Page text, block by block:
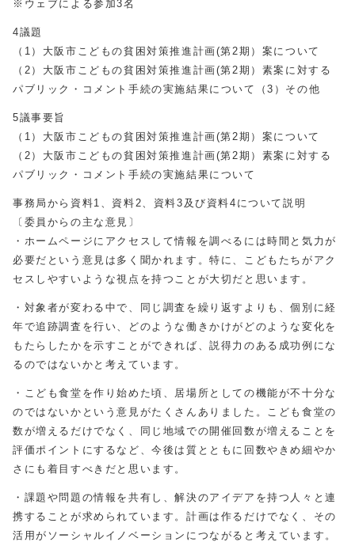
※ウェブによる参加3名
4議題
（1）大阪市こどもの貧困対策推進計画(第2期）案について
（2）大阪市こどもの貧困対策推進計画(第2期）素案に対する
パブリック・コメント手続の実施結果について（3）その他
5議事要旨
（1）大阪市こどもの貧困対策推進計画(第2期）案について
（2）大阪市こどもの貧困対策推進計画(第2期）素案に対する
パブリック・コメント手続の実施結果について
事務局から資料1、資料2、資料3及び資料4について説明
〔委員からの主な意見〕
・ホームページにアクセスして情報を調べるには時間と気力が
必要だという意見は多く聞かれます。特に、こどもたちがアク
セスしやすいような視点を持つことが大切だと思います。
・対象者が変わる中で、同じ調査を繰り返すよりも、個別に経
年で追跡調査を行い、どのような働きかけがどのような変化を
もたらしたかを示すことができれば、説得力のある成功例にな
るのではないかと考えています。
・こども食堂を作り始めた頃、居場所としての機能が不十分な
のではないかという意見がたくさんありました。こども食堂の
数が増えるだけでなく、同じ地域での開催回数が増えることを
評価ポイントにするなど、今後は質とともに回数やきめ細やか
さにも着目すべきだと思います。
・課題や問題の情報を共有し、解決のアイデアを持つ人々と連
携することが求められています。計画は作るだけでなく、その
活用がソーシャルイノベーションにつながると考えています。